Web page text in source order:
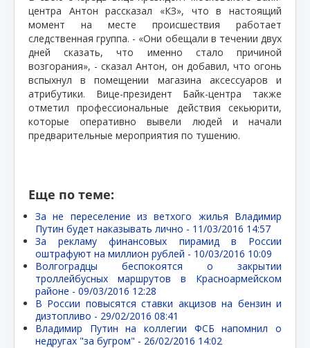
центра Антон рассказал «КЗ», что в настоящий
момент на месте происшествия работает
следственная группа. - «Они обещали в течении двух
дней сказать, что именно стало причиной
возгорания», - сказал Антон, он добавил, что огонь
вспыхнул в помещении магазина аксессуаров и
атрибутики. Вице-президент Байк-центра также
отметил профессиональные действия секьюрити,
которые оперативно вывели людей и начали
предварительные мероприятия по тушению.
Еще по теме:
За не переселение из ветхого жилья Владимир
Путин будет наказывать лично - 11/03/2016 14:57
За рекламу финансовых пирамид в России
оштрафуют на миллион рублей - 10/03/2016 10:09
Волгоградцы беспокоятся о закрытии
троллейбусных маршрутов в Красноармейском
районе - 09/03/2016 12:28
В России повысятся ставки акцизов на бензин и
дизтопливо - 29/02/2016 08:41
Владимир Путин на коллегии ФСБ напомнил о
недругах "за бугром" - 26/02/2016 14:02